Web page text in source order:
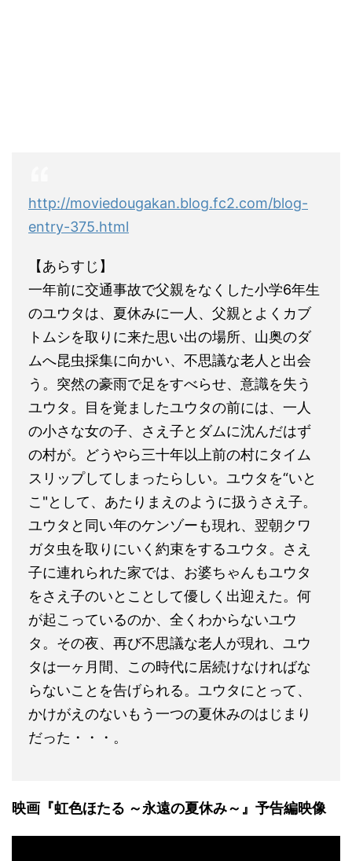
http://moviedougakan.blog.fc2.com/blog-
entry-375.html
【あらすじ】
一年前に交通事故で父親をなくした小学6年生
のユウタは、夏休みに一人、父親とよくカブ
トムシを取りに来た思い出の場所、山奥のダ
ムへ昆虫採集に向かい、不思議な老人と出会
う。突然の豪雨で足をすべらせ、意識を失う
ユウタ。目を覚ましたユウタの前には、一人
の小さな女の子、さえ子とダムに沈んだはず
の村が。どうやら三十年以上前の村にタイム
スリップしてしまったらしい。ユウタを“いと
こ"として、あたりまえのように扱うさえ子。
ユウタと同い年のケンゾーも現れ、翌朝クワ
ガタ虫を取りにいく約束をするユウタ。さえ
子に連れられた家では、お婆ちゃんもユウタ
をさえ子のいとことして優しく出迎えた。何
が起こっているのか、全くわからないユウ
タ。その夜、再び不思議な老人が現れ、ユウ
タは一ヶ月間、この時代に居続けなければな
らないことを告げられる。ユウタにとって、
かけがえのないもう一つの夏休みのはじまり
だった・・・。
映画『虹色ほたる ～永遠の夏休み～』予告編映像